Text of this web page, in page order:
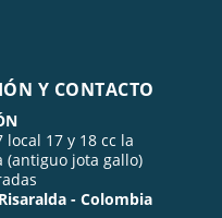
Y CONTACTO
local 17 y 18 cc la
(antiguo jota gallo)
- Colombia